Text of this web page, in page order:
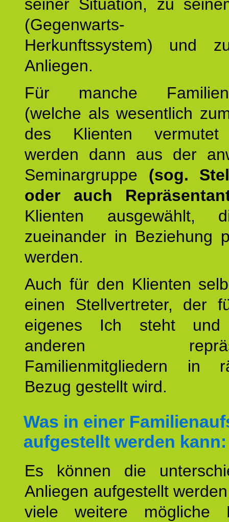
seiner Situation, zu
(Gegenwarts-
Herkunftssystem) und
Anliegen.
Für manche
(welche als wesentlich
des Klienten vermutet
werden dann aus der
Seminargruppe (sog.
oder auch
Klienten ausgewählt,
zueinander in Beziehung
werden.
Auch für den Klienten
einen Stellvertreter, der
eigenes Ich steht
anderen
Familienmitgliedern in
Bezug gestellt wird.
Was in einer
aufgestellt werden kann:
Es können die
Anliegen aufgestellt
viele weitere mögliche